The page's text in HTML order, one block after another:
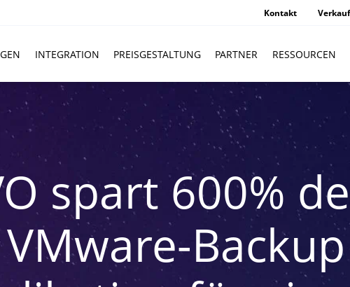
Kontakt
INTEGRATION PREISGESTALTUNG PARTNER RESSOURCEN
spart 600%